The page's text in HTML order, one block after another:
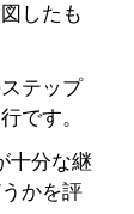
したも
テップ
です。
十分な継
かを評